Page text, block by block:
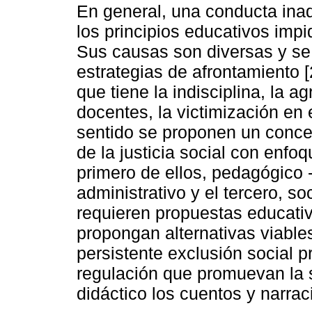
En general, una conducta
los principios educativos
Sus causas son diversas y
estrategias de afrontamiento
que tiene la indisciplina, la
docentes, la victimización en
sentido se proponen un
de la justicia social con
primero de ellos, pedagógico
administrativo y el tercero,
requieren propuestas
propongan alternativas
persistente exclusión social
regulación que promuevan
didáctico los cuentos y